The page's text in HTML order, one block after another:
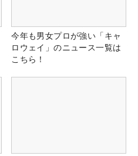
今年も男女プロが強い「キャ
ロウェイ」のニュース一覧は
こちら！